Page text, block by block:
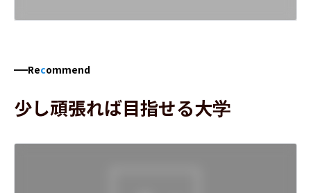
Recommend
少し頑張れば目指せる大学